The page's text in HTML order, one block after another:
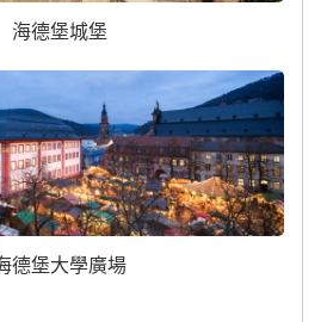
海德堡城堡
德堡大學廣場